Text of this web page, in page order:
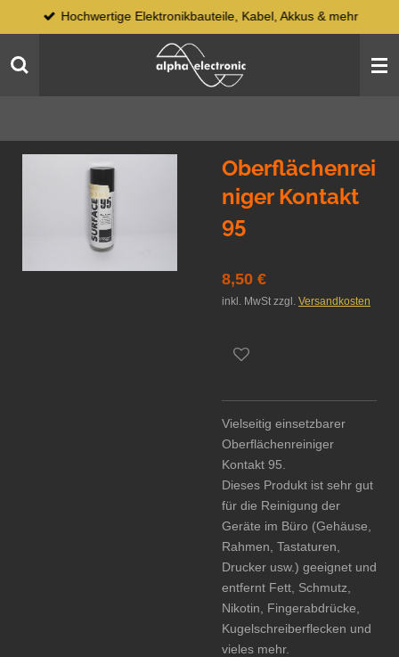
Hauptinhalt
springen
Hochwertige Elektronikbauteile, Kabel, Akkus & mehr
Oberflächenrei
niger Kontakt
95
8,50 €
inkl. MwSt zzgl. Versandkosten
Vielseitig einsetzbarer
Oberflächenreiniger
Kontakt 95.
Dieses Produkt ist sehr gut
für die Reinigung der
Geräte im Büro (Gehäuse,
Rahmen, Tastaturen,
Drucker usw.) geeignet und
entfernt Fett, Schmutz,
Nikotin, Fingerabdrücke,
Kugelschreiberflecken und
vieles mehr.